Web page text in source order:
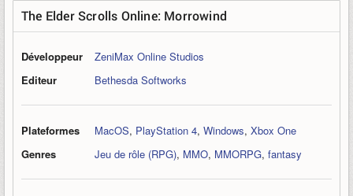
The Elder Scrolls Online: Morrowind
Développeur
ZeniMax Online Studios
Editeur
Bethesda Softworks
Plateformes MacOS, PlayStation 4, Windows, Xbox One
Genres
Jeu de rôle (RPG), MMO, MMORPG, fantasy